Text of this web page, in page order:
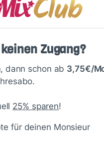
Zugang?
, dann schon ab 3,75€/
25% sparen!
für deinen Monsieur